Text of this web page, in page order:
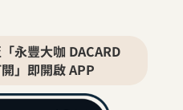
永豐大咖 DACARD
」即開啟 APP